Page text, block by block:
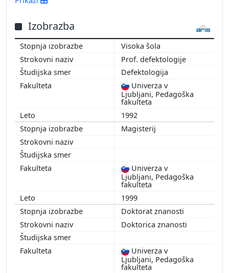
Prikaži več
Izobrazba
Visoka šola
Prof. defektologije
Defektologija
Univerza v
Ljubljani, Pedagoška
fakulteta
1992
Magisterij
Univerza v
Ljubljani, Pedagoška
fakulteta
1999
Doktorat znanosti
Doktorica znanosti
Univerza v
Ljubljani, Pedagoška
fakulteta